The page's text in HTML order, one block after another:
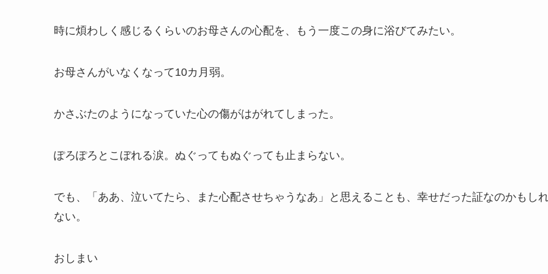
時に煩わしく感じるくらいのお母さんの心配を、もう一度この身に浴びてみたい。
お母さんがいなくなって10カ月弱。
かさぶたのようになっていた心の傷がはがれてしまった。
ぽろぽろとこぼれる涙。ぬぐってもぬぐっても止まらない。
でも、「ああ、泣いてたら、また心配させちゃうなあ」と思えることも、幸せだった証なのかもし
ない。
おしまい